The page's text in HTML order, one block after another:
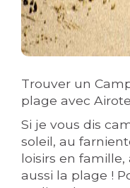
Trouver un
plage avec
Si je vous dis
soleil, au
loisirs en famille,
aussi la plage !